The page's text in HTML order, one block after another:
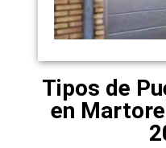
Tipos de
en